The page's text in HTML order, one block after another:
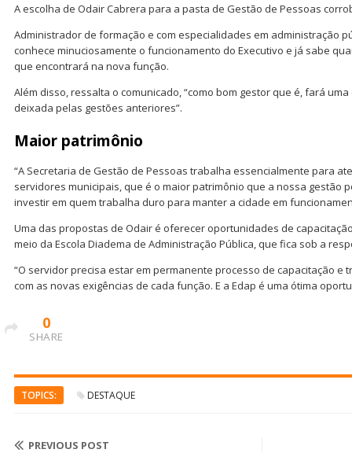
A escolha de Odair Cabrera para a pasta de Gestão de Pessoas
Administrador de formação e com especialidades em administração
conhece minuciosamente o funcionamento do Executivo e já sabe
que encontrará na nova função.
Além disso, ressalta o comunicado, “como bom gestor que é, fará
deixada pelas gestões anteriores”.
Maior patrimônio
“A Secretaria de Gestão de Pessoas trabalha essencialmente para
servidores municipais, que é o maior patrimônio que a nossa gestão
investir em quem trabalha duro para manter a cidade em
Uma das propostas de Odair é oferecer oportunidades de
meio da Escola Diadema de Administração Pública, que fica sob a
“O servidor precisa estar em permanente processo de capacitação e
com as novas exigências de cada função. E a Edap é uma ótima
0
SHARE
TOPICS: DESTAQUE
PREVIOUS POST